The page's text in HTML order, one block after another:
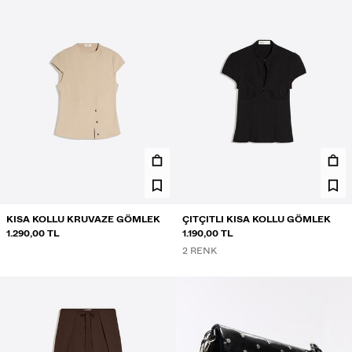
KISA KOLLU KRUVAZE GÖMLEK
1.290,00 TL
ÇITÇITLI KISA KOLLU GÖMLEK
1.190,00 TL
2 RENK